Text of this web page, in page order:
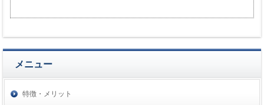
メニュー
特徴・メリット